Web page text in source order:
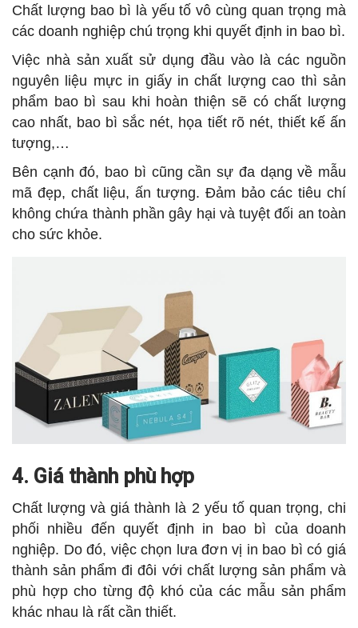
Chất lượng bao bì là yếu tố vô cùng quan trọng mà
các doanh nghiệp chú trọng khi quyết định in bao bì.
Việc nhà sản xuất sử dụng đầu vào là các nguồn
nguyên liệu mực in giấy in chất lượng cao thì sản
phẩm bao bì sau khi hoàn thiện sẽ có chất lượng
cao nhất, bao bì sắc nét, họa tiết rõ nét, thiết kế ấn
tượng,…
Bên cạnh đó, bao bì cũng cần sự đa dạng về mẫu
mã đẹp, chất liệu, ấn tượng. Đảm bảo các tiêu chí
không chứa thành phần gây hại và tuyệt đối an toàn
cho sức khỏe.
4. Giá thành phù hợp
Chất lượng và giá thành là 2 yếu tố quan trọng, chi
phối nhiều đến quyết định in bao bì của doanh
nghiệp. Do đó, việc chọn lưa đơn vị in bao bì có giá
thành sản phẩm đi đôi với chất lượng sản phẩm và
phù hợp cho từng độ khó của các mẫu sản phẩm
khác nhau là rất cần thiết.